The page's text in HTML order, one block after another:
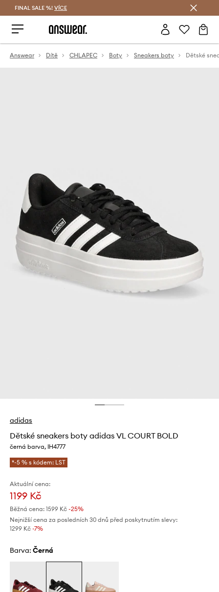
FINAL SALE %! VÍCE
Answear Dítě CHLAPEC Boty Sneakers boty
adidas
Dětské sneakers boty adidas VL COURT BOLD
černá barva, IH4777
*-5 % s kódem: LST
Aktuální cena:
1199 Kč
Běžná cena: 1599 Kč -25%
Nejnižší cena za posledních 30 dnů před poskytnutím slevy:
1299 Kč -7%
Barva: černá